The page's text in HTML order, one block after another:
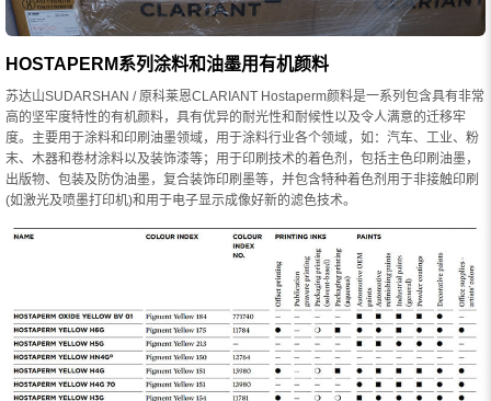
HOSTAPERM系列涂料和油墨用有机颜料
苏达山SUDARSHAN / 原科莱恩CLARIANT Hostaperm颜料是一系列包含具有非常
高的坚牢度特性的有机颜料，具有优异的耐光性和耐候性以及令人满意的迁移牢
度。主要用于涂料和印刷油墨领域，用于涂料行业各个领域，如：汽车、工业、粉
末、木器和卷材涂料以及装饰漆等；用于印刷技术的着色剂，包括主色印刷油墨，
出版物、包装及防伪油墨，复合装饰印刷墨等，并包含特种着色剂用于非接触印刷
(如激光及喷墨打印机)和用于电子显示成像好新的滤色技术。